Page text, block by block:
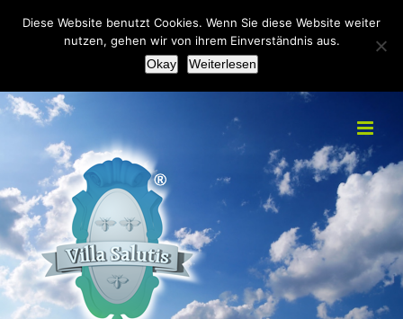
+49(0)2151 451092 info@villa-salutis.de
Facebook
Diese Website benutzt Cookies. Wenn Sie diese Website weiter
nutzen, gehen wir von ihrem Einverständnis aus.
Okay
Weiterlesen